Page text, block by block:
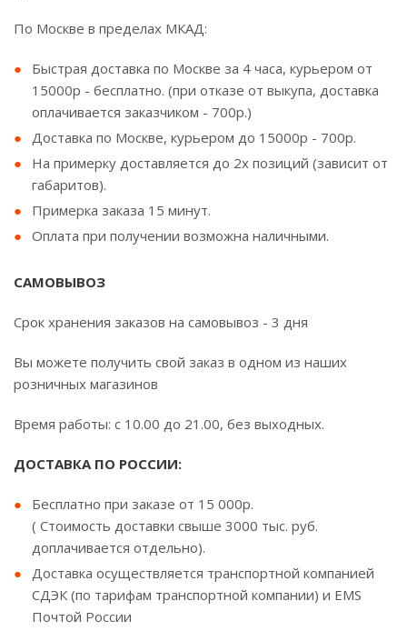
По Москве в пределах МКАД:
Быстрая доставка по Москве за 4 часа, курьером от
15000р - бесплатно. (при отказе от выкупа, доставка
оплачивается заказчиком - 700р.)
Доставка по Москве, курьером до 15000р - 700р.
На примерку доставляется до 2х позиций (зависит от
габаритов).
Примерка заказа 15 минут.
Оплата при получении возможна наличными.
САМОВЫВОЗ
Срок хранения заказов на самовывоз - 3 дня
Вы можете получить свой заказ в одном из наших
розничных магазинов
Время работы: с 10.00 до 21.00, без выходных.
ДОСТАВКА ПО РОССИИ:
Бесплатно при заказе от 15 000р.
( Стоимость доставки свыше 3000 тыс. руб.
доплачивается отдельно).
Доставка осуществляется транспортной компанией
СДЭК (по тарифам транспортной компании) и EMS
Почтой России